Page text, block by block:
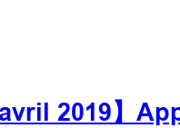
avril 2019】